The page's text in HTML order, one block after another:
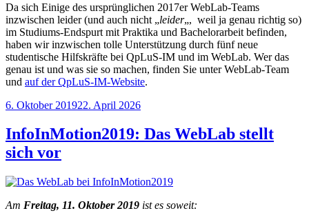
Da sich Einige des ursprünglichen 2017er WebLab-Teams
inzwischen leider (und auch nicht „leider„, weil ja genau richtig so)
im Studiums-Endspurt mit Praktika und Bachelorarbeit befinden,
haben wir inzwischen tolle Unterstützung durch fünf neue
studentische Hilfskräfte bei QpLuS-IM und im WebLab. Wer das
genau ist und was sie so machen, finden Sie unter WebLab-Team
und auf der QpLuS-IM-Website.
Veröffentlicht
6. Oktober 201922. April 2026
InfoInMotion2019: Das WebLab stellt
sich vor
Am Freitag, 11. Oktober 2019 ist es soweit: